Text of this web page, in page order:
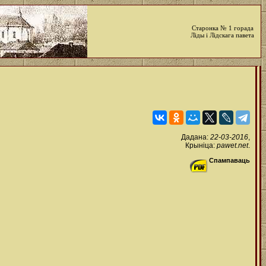
Старонка № 1 горада
Ліды і Лідскага павета
Дадана: 22-03-2016,
Крыніца: pawet.net.
Спампаваць